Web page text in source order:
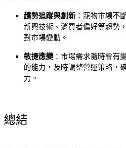
趨勢追蹤與創新 ：寵物市場不
新興技術、消費者偏好等趨勢
對市場變動。
敏捷應變 ：市場需求隨時會有
的能力，及時調整營運策略，
力。
總結